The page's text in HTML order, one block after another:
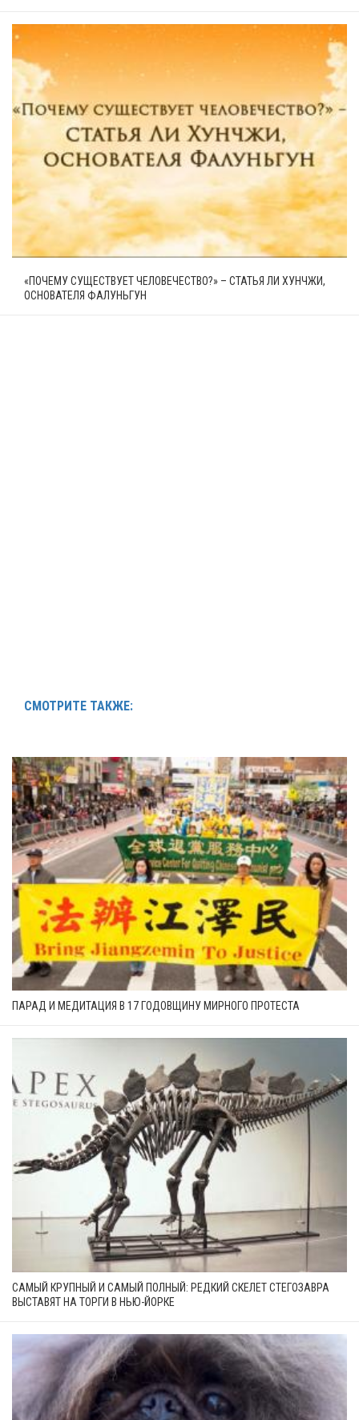
«ПОЧЕМУ СУЩЕСТВУЕТ ЧЕЛОВЕЧЕСТВО?» – СТАТЬЯ ЛИ ХУНЧЖИ,
ОСНОВАТЕЛЯ ФАЛУНЬГУН
СМОТРИТЕ ТАКЖЕ:
ПАРАД И МЕДИТАЦИЯ В 17 ГОДОВЩИНУ МИРНОГО ПРОТЕСТА
САМЫЙ КРУПНЫЙ И САМЫЙ ПОЛНЫЙ: РЕДКИЙ СКЕЛЕТ СТЕГОЗАВРА
ВЫСТАВЯТ НА ТОРГИ В НЬЮ-ЙОРКЕ